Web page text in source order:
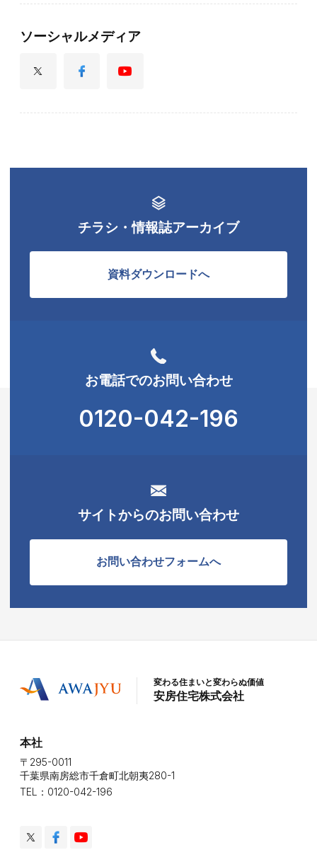
ソーシャルメディア
チラシ・情報誌アーカイブ
資料ダウンロードへ
お電話でのお問い合わせ
0120-042-196
サイトからのお問い合わせ
お問い合わせフォームへ
変わる住まいと変わらぬ価値
安房住宅株式会社
本社
〒295-0011
千葉県南房総市千倉町北朝夷280-1
TEL：0120-042-196